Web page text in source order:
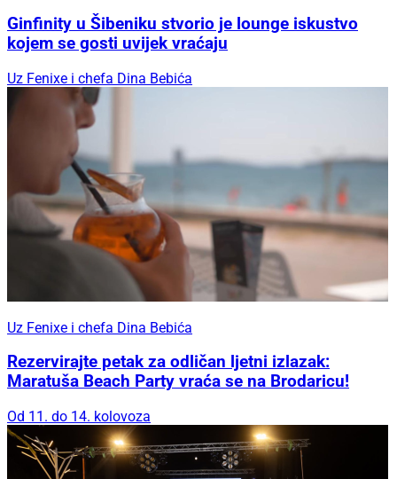
Ginfinity u Šibeniku stvorio je lounge iskustvo
kojem se gosti uvijek vraćaju
Uz Fenixe i chefa Dina Bebića
Uz Fenixe i chefa Dina Bebića
Rezervirajte petak za odličan ljetni izlazak:
Maratuša Beach Party vraća se na Brodaricu!
Od 11. do 14. kolovoza